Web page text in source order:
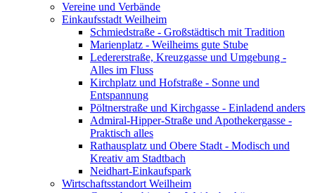
Vereine und Verbände
Einkaufsstadt Weilheim
Schmiedstraße - Großstädtisch mit Tradition
Marienplatz - Weilheims gute Stube
Ledererstraße, Kreuzgasse und Umgebung -
Alles im Fluss
Kirchplatz und Hofstraße - Sonne und
Entspannung
Pöltnerstraße und Kirchgasse - Einladend anders
Admiral-Hipper-Straße und Apothekergasse -
Praktisch alles
Rathausplatz und Obere Stadt - Modisch und
Kreativ am Stadtbach
Neidhart-Einkaufspark
Wirtschaftsstandort Weilheim